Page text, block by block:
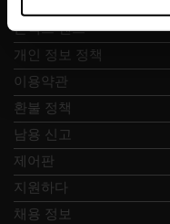
콘택트 렌즈
개인 정보 정책
이용약관
환불 정책
남용 신고
제어판
지원하다
채용 정보